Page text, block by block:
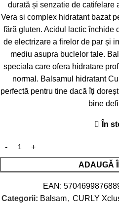
durată și senzatie de catifelare
Vera si complex hidratant bazat
fără gluten. Acidul lactic închide
de electrizare a firelor de par și
mediu asupra buclelor tale.
speciala care ofera hidratare
normal. Balsamul hidratant
perfectă pentru tine dacă îți
bine
În
ADAUGĂ
EAN:
Categorii: Balsam, CURLY